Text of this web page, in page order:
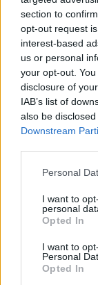
section to
opt-out request
interest-based
us or personal
your opt-out.
disclosure of
IAB’s list of
also be
Downstream
Personal
I want to
personal
Opted In
I want to
Personal
Opted In
ARTIGOS MAIS